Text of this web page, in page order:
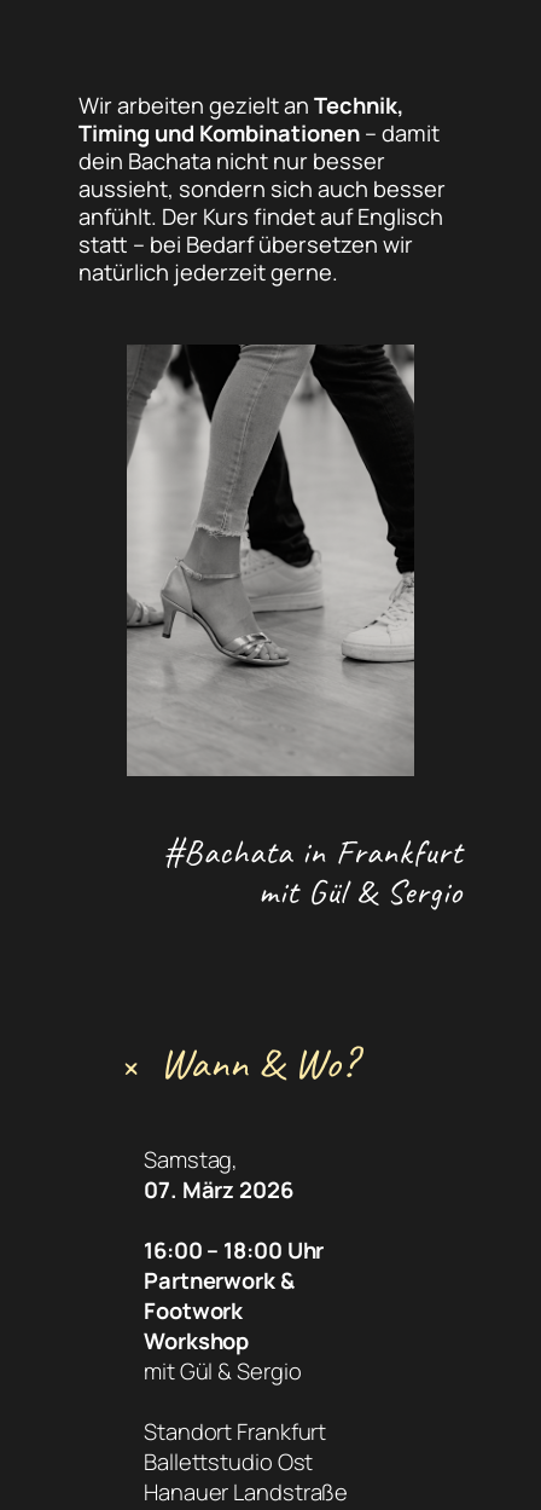
Wir arbeiten gezielt an Technik,
Timing und Kombinationen – damit
dein Bachata nicht nur besser
aussieht, sondern sich auch besser
anfühlt. Der Kurs findet auf Englisch
statt – bei Bedarf übersetzen wir
natürlich jederzeit gerne.
#Bachata in Frankfurt
mit Gül & Sergio
+ Wann & Wo?
Samstag,
07. März 2026
16:00 – 18:00 Uhr
Partnerwork &
Footwork
Workshop
mit Gül & Sergio
Standort Frankfurt
Ballettstudio Ost
Hanauer Landstraße